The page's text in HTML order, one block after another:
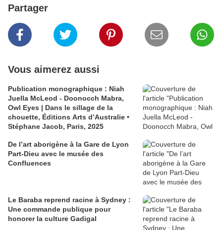
Partager
Vous aimerez aussi
Publication monographique : Niah
Juella McLeod - Doonocch Mabra,
Owl Eyes | Dans le sillage de la
chouette, Éditions Arts d’Australie •
Stéphane Jacob, Paris, 2025
De l’art aborigène à la Gare de Lyon
Part-Dieu avec le musée des
Confluences
Le Baraba reprend racine à Sydney :
Une commande publique pour
honorer la culture Gadigal